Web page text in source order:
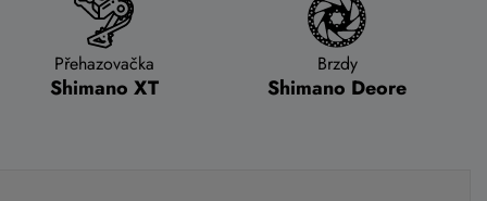
Přehazovačka
Shimano XT
Brzdy
Shimano Deore